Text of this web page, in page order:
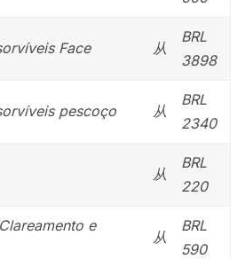
Face 从
BRL
3898
pescoço 从
BRL
2340
从
BRL
220
e
从
BRL
590